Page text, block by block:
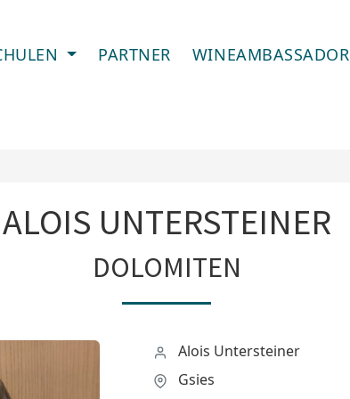
PARTNER WINEAMBASSADOR
ALOIS UNTERSTEINER
DOLOMITEN
Alois Untersteiner
Gsies